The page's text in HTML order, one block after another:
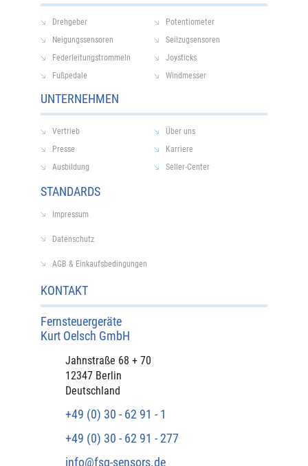
UNTERNEHMEN
KONTAKT
Drehgeber
Potentiometer
Neigungssensoren
Seilzugsensoren
Federleitungstrommeln
Joysticks
Fußpedale
Windmesser
Fernsteuergeräte
Kurt Oelsch GmbH​
​Jahnstraße 68 + 70
12347 Berlin
Deutschland
+49 (0) 30 - 62 91 - 1
+49 (0) 30 - 62 91 - 277
info@fsg-sensors.de
Vertrieb
Über uns
Presse
Karriere
Ausbildung
Seller-Center
STANDARDS
Impressum
Datenschutz
AGB & Einkaufsbedingungen